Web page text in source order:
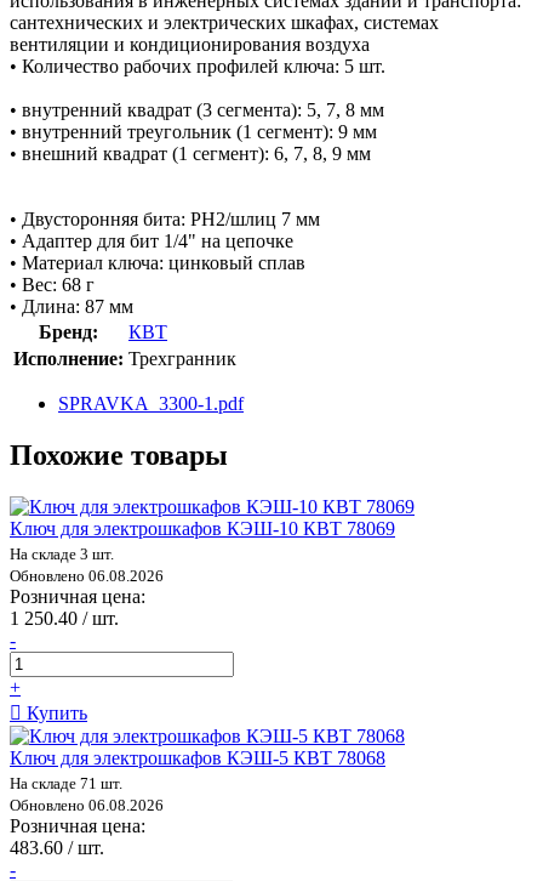
сантехнических и электрических шкафах, системах
вентиляции и кондиционирования воздуха
• Количество рабочих профилей ключа: 5 шт.
• внутренний квадрат (3 сегмента): 5, 7, 8 мм
• внутренний треугольник (1 сегмент): 9 мм
• внешний квадрат (1 сегмент): 6, 7, 8, 9 мм
• Двусторонняя бита: PH2/шлиц 7 мм
• Адаптер для бит 1/4" на цепочке
• Материал ключа: цинковый сплав
• Вес: 68 г
• Длина: 87 мм
Бренд:
КВТ
Исполнение: Трехгранник
SPRAVKA_3300-1.pdf
Похожие товары
Ключ для электрошкафов КЭШ-10 КВТ 78069
На складе 3 шт.
Обновлено 06.08.2026
Розничная цена:
1 250.40 / шт.
-
+
Купить
Ключ для электрошкафов КЭШ-5 КВТ 78068
На складе 71 шт.
Обновлено 06.08.2026
Розничная цена:
483.60 / шт.
-